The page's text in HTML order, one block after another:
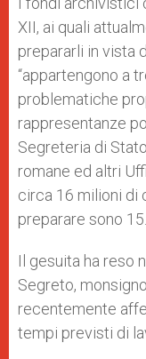
XII, ai quali
prepararli in vista
“appartengono a
problematiche
rappresentanze
Segreteria di
romane ed altri
circa 16 milioni di
preparare sono
Il gesuita ha reso
Segreto,
recentemente
tempi previsti di